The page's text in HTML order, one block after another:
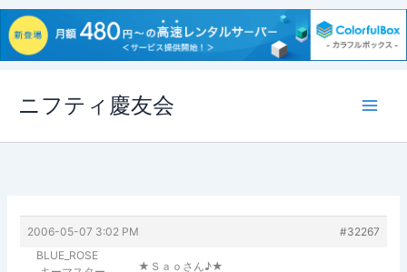
ス
ニフティ慶友会
2006-05-07 3:02 PM
#32267
BLUE_ROSE
★Ｓａｏさん♪★